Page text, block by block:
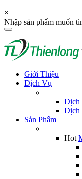
×
Nhập sản phẩm muốn
Giới Thiệu
Dịch Vụ
Dịch
Dịch
Sản Phẩm
Hot